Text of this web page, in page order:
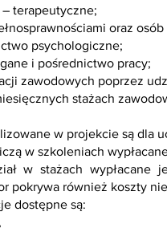
terapeutyczne;
oraz
psychologiczne;
i pośrednictwo pracy;
zawodowych poprzez
stażach
w projekcie są dla
w szkoleniach
w stażach
pokrywa również koszty
dostępne są: